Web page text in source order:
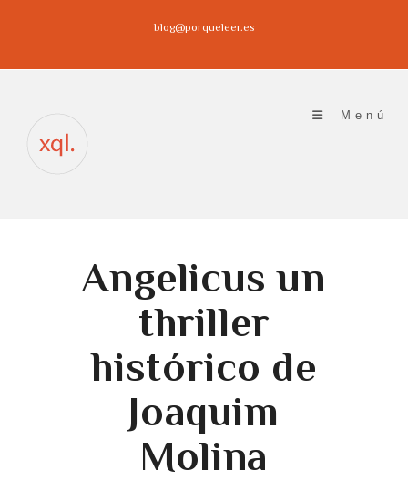
blog@porqueleer.es
Menú
Angelicus un
thriller
histórico de
Joaquim
Molina